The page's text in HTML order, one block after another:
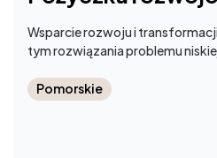
Wsparcie rozwoju i
tym rozwiązania problemu
Pomorskie